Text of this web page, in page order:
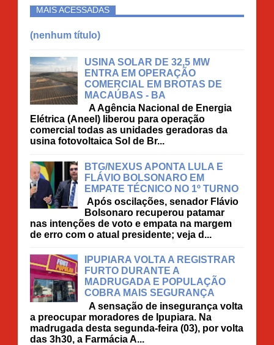
MAIS ACESSADAS
(nenhum título)
USINA SOLAR DE 32,5 MW
ENTRA EM OPERAÇÃO
COMERCIAL EM BROTAS DE
MACAÚBAS - BA
A Agência Nacional de Energia
Elétrica (Aneel) liberou para operação
comercial todas as unidades geradoras da
usina fotovoltaica Sol de Br...
BTG/NEXUS APONTA LULA E
FLÁVIO BOLSONARO EM
EMPATE TÉCNICO NO 1º TURNO
Após oscilações, senador Flávio
Bolsonaro recuperou patamar
nas intenções de voto e empata na margem
de erro com o atual presidente; veja d...
IPUPIARA VOLTA A REGISTRAR
FURTO DURANTE A
MADRUGADA E POPULAÇÃO
COBRA MAIS SEGURANÇA
A sensação de insegurança volta
a preocupar moradores de Ipupiara. Na
madrugada desta segunda-feira (03), por volta
das 3h30, a Farmácia A...